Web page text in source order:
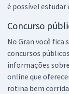
é possível estudar
Concurso
No Gran você fica
concursos
informações
online que
rotina bem